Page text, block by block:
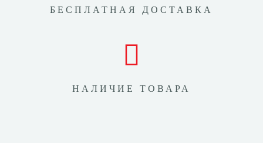
БЕСПЛАТНАЯ ДОСТАВКА
НАЛИЧИЕ ТОВАРА